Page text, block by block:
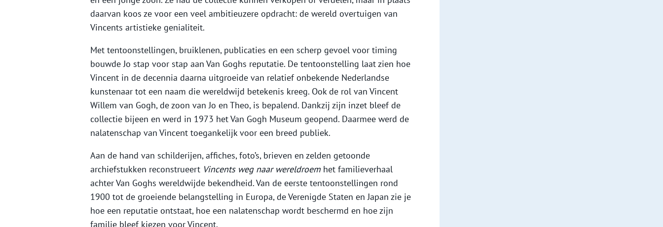
daarvan koos ze voor een veel ambitieuzere opdracht: de wereld overtuigen van
Vincents artistieke genialiteit.
Met tentoonstellingen, bruiklenen, publicaties en een scherp gevoel voor timing
bouwde Jo stap voor stap aan Van Goghs reputatie. De tentoonstelling laat zien hoe
Vincent in de decennia daarna uitgroeide van relatief onbekende Nederlandse
kunstenaar tot een naam die wereldwijd betekenis kreeg. Ook de rol van Vincent
Willem van Gogh, de zoon van Jo en Theo, is bepalend. Dankzij zijn inzet bleef de
collectie bijeen en werd in 1973 het Van Gogh Museum geopend. Daarmee werd de
nalatenschap van Vincent toegankelijk voor een breed publiek.
Aan de hand van schilderijen, affiches, foto’s, brieven en zelden getoonde
archiefstukken reconstrueert Vincents weg naar wereldroem het familieverhaal
achter Van Goghs wereldwijde bekendheid. Van de eerste tentoonstellingen rond
1900 tot de groeiende belangstelling in Europa, de Verenigde Staten en Japan zie je
hoe een reputatie ontstaat, hoe een nalatenschap wordt beschermd en hoe zijn
familie bleef kiezen voor Vincent.